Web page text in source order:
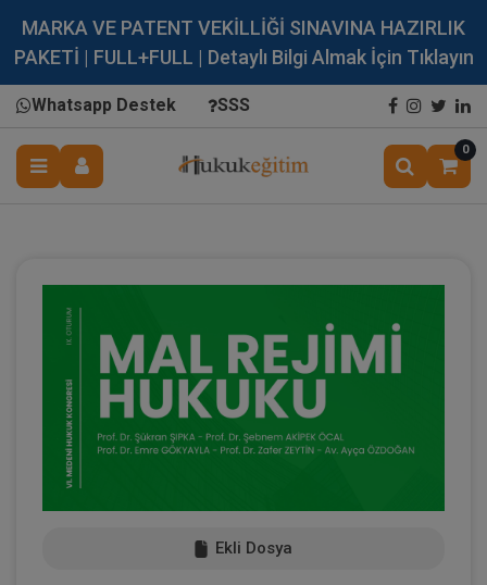
MARKA VE PATENT VEKİLLİĞİ SINAVINA HAZIRLIK
PAKETİ | FULL+FULL | Detaylı Bilgi Almak İçin Tıklayın
Whatsapp Destek SSS
0
Ekli Dosya